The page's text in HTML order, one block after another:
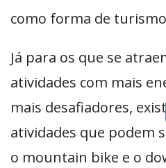
como forma de
Já para os que se
atividades com mais
mais desafiadores,
atividades que podem
o mountain bike e o